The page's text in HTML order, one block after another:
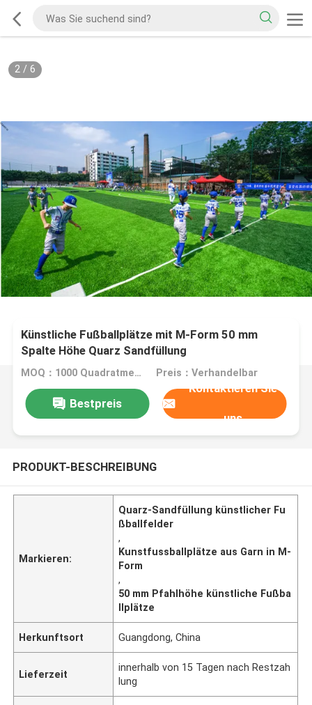
2/ 6
Künstliche Fußballplätze mit M-Form 50 mm
Spalte Höhe Quarz Sandfüllung
MOQ：1000 Quadratmeter Preis：Verhandelbar
Bestpreis
Kontaktieren Sie
uns
PRODUKT-BESCHREIBUNG
Markieren:
Quarz-Sandfüllung künstlicher Fu
ßballfelder
,
Kunstfussballplätze aus Garn in M-
Form
,
50 mm Pfahlhöhe künstliche Fußba
llplätze
Herkunftsort Guangdong, China
Lieferzeit
innerhalb von 15 Tagen nach Restzah
lung